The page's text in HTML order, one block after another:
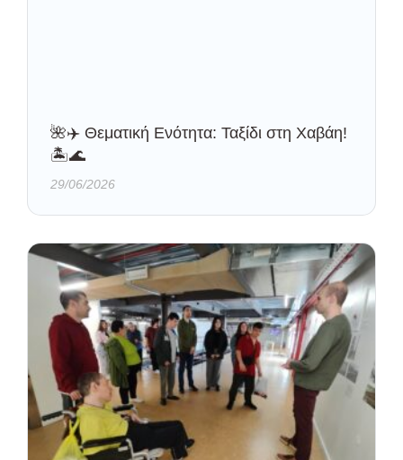
🌺✈️ Θεματική Ενότητα: Ταξίδι στη Χαβάη!
🏝️🌊
29/06/2026